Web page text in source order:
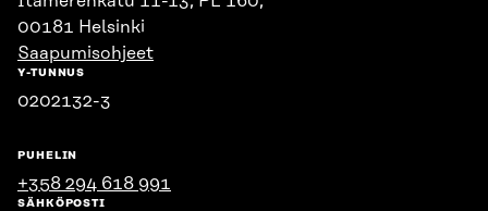
00181 Helsinki
Saapumisohjeet
Y-TUNNUS
0202132-3
PUHELIN
+358 294 618 991
SÄHKÖPOSTI